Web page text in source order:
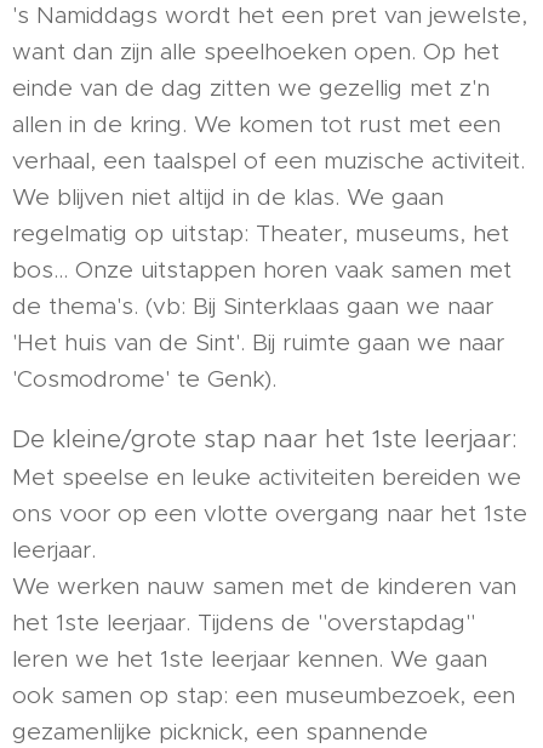
's Namiddags wordt het een pret van jewelste,
want dan zijn alle speelhoeken open. Op het
einde van de dag zitten we gezellig met z'n
allen in de kring. We komen tot rust met een
verhaal, een taalspel of een muzische activiteit.
We blijven niet altijd in de klas. We gaan
regelmatig op uitstap: Theater, museums, het
bos... Onze uitstappen horen vaak samen met
de thema's. (vb: Bij Sinterklaas gaan we naar
'Het huis van de Sint'. Bij ruimte gaan we naar
'Cosmodrome' te Genk).
De kleine/grote stap naar het 1ste leerjaar:
Met speelse en leuke activiteiten bereiden we
ons voor op een vlotte overgang naar het 1ste
leerjaar.
We werken nauw samen met de kinderen van
het 1ste leerjaar. Tijdens de "overstapdag"
leren we het 1ste leerjaar kennen. We gaan
ook samen op stap: een museumbezoek, een
gezamenlijke picknick, een spannende